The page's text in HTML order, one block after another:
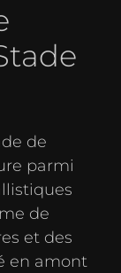
de
parmi
de
et des
en amont